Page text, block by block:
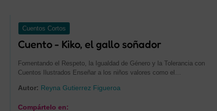
Cuentos Cortos
Cuento - Kiko, el gallo soñador
Fomentando el Respeto, la Igualdad de Género y la Tolerancia con
Cuentos Ilustrados Enseñar a los niños valores como el…
Autor: Reyna Gutierrez Figueroa
Compártelo en: